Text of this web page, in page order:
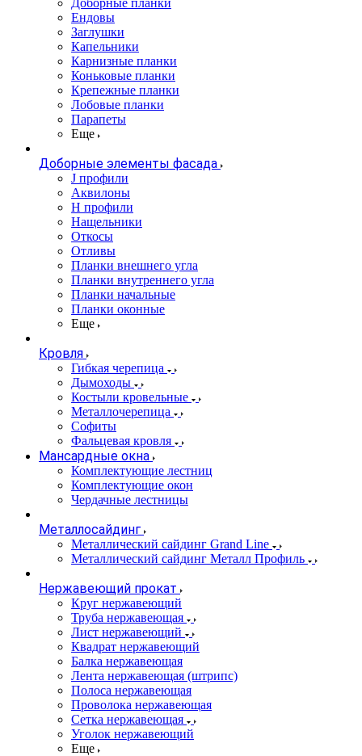
Доборные планки
Ендовы
Заглушки
Капельники
Карнизные планки
Коньковые планки
Крепежные планки
Лобовые планки
Парапеты
Еще
Доборные элементы фасада
J профили
Аквилоны
Н профили
Нащельники
Откосы
Отливы
Планки внешнего угла
Планки внутреннего угла
Планки начальные
Планки оконные
Еще
Кровля
Гибкая черепица
Дымоходы
Костыли кровельные
Металлочерепица
Софиты
Фальцевая кровля
Мансардные окна
Комплектующие лестниц
Комплектующие окон
Чердачные лестницы
Металлосайдинг
Металлический сайдинг Grand Line
Металлический сайдинг Металл Профиль
Нержавеющий прокат
Круг нержавеющий
Труба нержавеющая
Лист нержавеющий
Квадрат нержавеющий
Балка нержавеющая
Лента нержавеющая (штрипс)
Полоса нержавеющая
Проволока нержавеющая
Сетка нержавеющая
Уголок нержавеющий
Еще